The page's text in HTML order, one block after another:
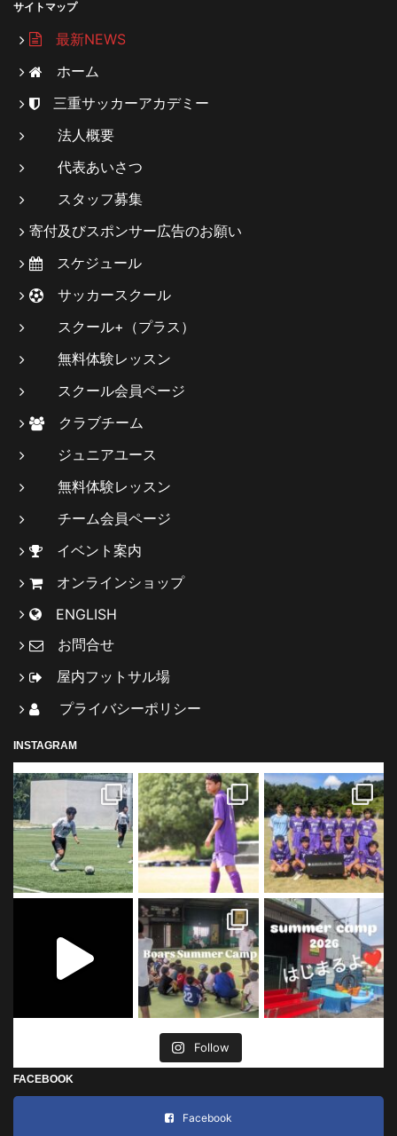
サイトマップ
最新NEWS
ホーム
三重サッカーアカデミー
法人概要
代表あいさつ
スタッフ募集
寄付及びスポンサー広告のお願い
スケジュール
サッカースクール
スクール+（プラス）
無料体験レッスン
スクール会員ページ
クラブチーム
ジュニアユース
無料体験レッスン
チーム会員ページ
イベント案内
オンラインショップ
ENGLISH
お問合せ
屋内フットサル場
プライバシーポリシー
INSTAGRAM
Follow
FACEBOOK
Facebook